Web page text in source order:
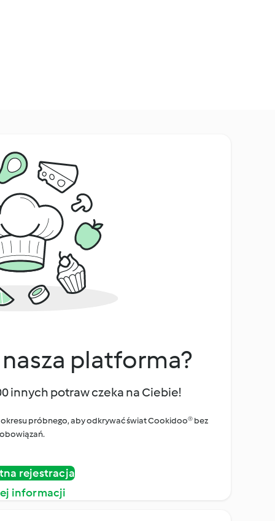
platforma?
innych potraw czeka na Ciebie!
próbnego, aby odkrywać świat Cookidoo® bez
rejestracja
informacji